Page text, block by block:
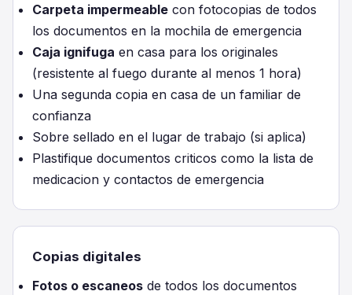
Carpeta impermeable con fotocopias de todos
los documentos en la mochila de emergencia
Caja ignifuga en casa para los originales
(resistente al fuego durante al menos 1 hora)
Una segunda copia en casa de un familiar de
confianza
Sobre sellado en el lugar de trabajo (si aplica)
Plastifique documentos criticos como la lista de
medicacion y contactos de emergencia
Copias digitales
Fotos o escaneos de todos los documentos